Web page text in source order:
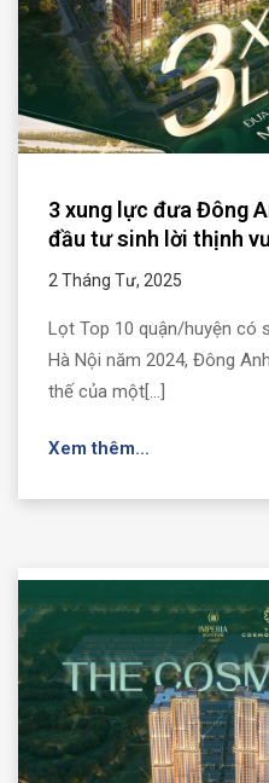
3 xung lực đưa Đông
đầu tư sinh lời thịnh
2 Tháng Tư, 2025
Lọt Top 10 quận/huyện có
Hà Nội năm 2024, Đông
thế của một[...]
Xem thêm...